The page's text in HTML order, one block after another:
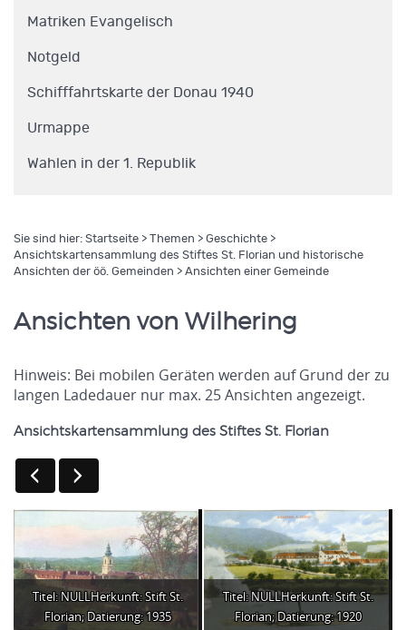
Matriken Evangelisch
Notgeld
Schifffahrtskarte der Donau 1940
Urmappe
Wahlen in der 1. Republik
Sie sind hier: Startseite > Themen > Geschichte >
Ansichtskartensammlung des Stiftes St. Florian und historische
Ansichten der öö. Gemeinden > Ansichten einer Gemeinde
Ansichten von Wilhering
Hinweis: Bei mobilen Geräten werden auf Grund der zu
langen Ladedauer nur max. 25 Ansichten angezeigt.
Ansichtskartensammlung des Stiftes St. Florian
Titel: NULLHerkunft: Stift St.
Florian; Datierung: 1935
Titel: NULLHerkunft: Stift St.
Florian; Datierung: 1920